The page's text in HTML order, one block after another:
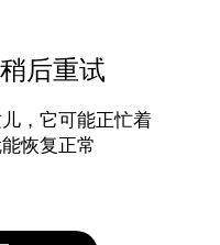
后重试
，它可能正忙着
恢复正常